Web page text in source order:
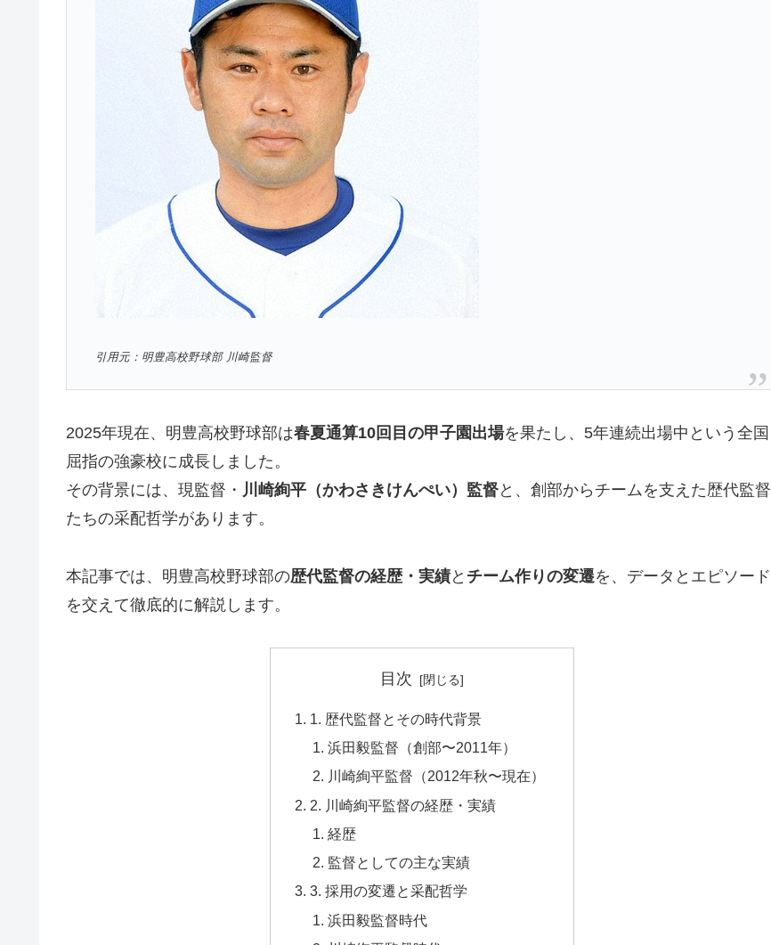
引用元：明豊高校野球部 川崎監督
2025年現在、明豊高校野球部は春夏通算10回目の甲子園出場を果たし、5年連続出場中という全国
屈指の強豪校に成長しました。
その背景には、現監督・ 川崎絢平（かわさきけんぺい）監督と、創部からチームを支えた歴代監督
たちの采配哲学があります。
本記事では、明豊高校野球部の歴代監督の経歴・実績と チーム作りの変遷を、データとエピソード
を交えて徹底的に解説します。
目次
1. 歴代監督とその時代背景
浜田毅監督（創部〜2011年）
川崎絢平監督（2012年秋〜現在）
2. 川崎絢平監督の経歴・実績
経歴
監督としての主な実績
3. 採用の変遷と采配哲学
浜田毅監督時代